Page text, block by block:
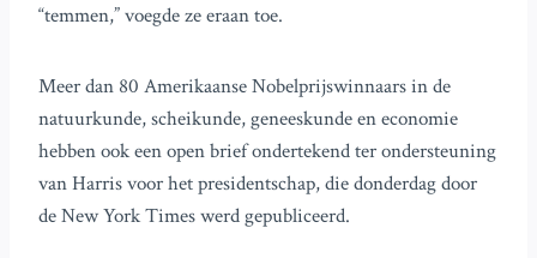
“temmen,” voegde ze eraan toe.
Meer dan 80 Amerikaanse Nobelprijswinnaars in de
natuurkunde, scheikunde, geneeskunde en economie
hebben ook een open brief ondertekend ter ondersteuning
van Harris voor het presidentschap, die donderdag door
de New York Times werd gepubliceerd.